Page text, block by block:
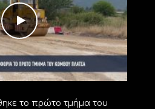
το πρώτο τμήμα του